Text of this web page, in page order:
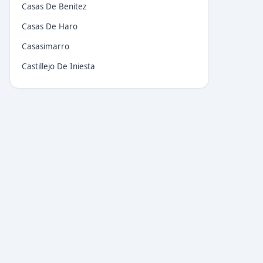
Casas De Benitez
Casas De Haro
Casasimarro
Castillejo De Iniesta